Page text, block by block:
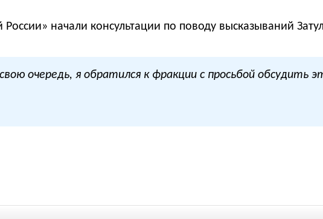
начали консультации по поводу высказываний
очередь, я обратился к фракции с просьбой обсудить